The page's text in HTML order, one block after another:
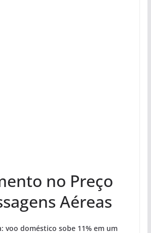
no Preço
Aéreas
voo doméstico sobe 11% em um